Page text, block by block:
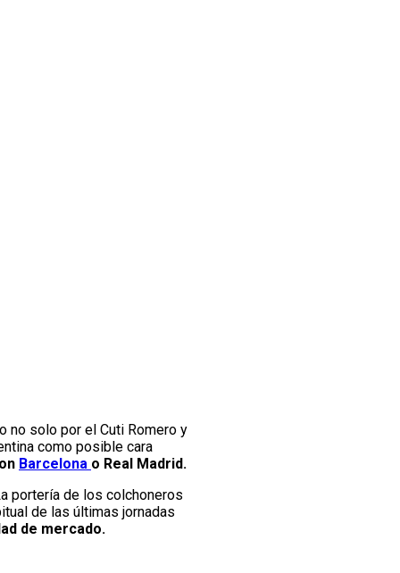
no solo por el Cuti Romero y
como posible cara
Barcelona o Real Madrid.
portería de los colchoneros
de las últimas jornadas
de mercado.